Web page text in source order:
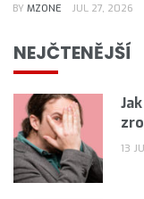
BY MZONE JUL 27, 2026
NEJČTENĚJŠÍ
13